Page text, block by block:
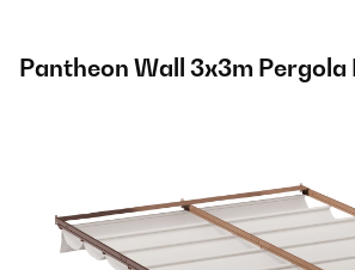
Pantheon Wall 3x3m Pergola